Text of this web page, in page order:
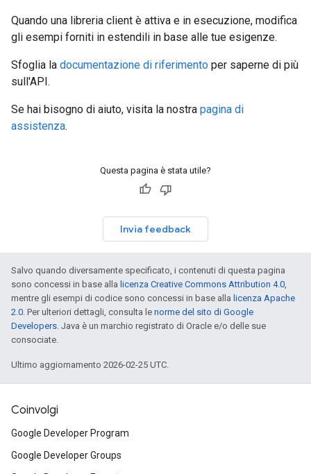
Quando una libreria client è attiva e in esecuzione, modifica
gli esempi forniti in estendili in base alle tue esigenze.
Sfoglia la documentazione di riferimento per saperne di più
sull'API.
Se hai bisogno di aiuto, visita la nostra pagina di
assistenza.
Questa pagina è stata utile?
Invia feedback
Salvo quando diversamente specificato, i contenuti di questa pagina
sono concessi in base alla licenza Creative Commons Attribution 4.0,
mentre gli esempi di codice sono concessi in base alla licenza Apache
2.0. Per ulteriori dettagli, consulta le norme del sito di Google
Developers. Java è un marchio registrato di Oracle e/o delle sue
consociate.
Ultimo aggiornamento 2026-02-25 UTC.
Coinvolgi
Google Developer Program
Google Developer Groups